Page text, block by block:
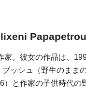
Papapetrou
。彼女の作品は、
ッシュ（野生のま
と作家の子供時代